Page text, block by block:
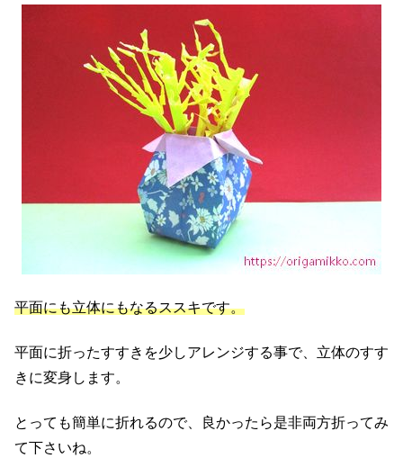
平面にも立体にもなるススキです。
平面に折ったすすきを少しアレンジする事で、立体のすす
きに変身します。
とっても簡単に折れるので、良かったら是非両方折ってみ
て下さいね。